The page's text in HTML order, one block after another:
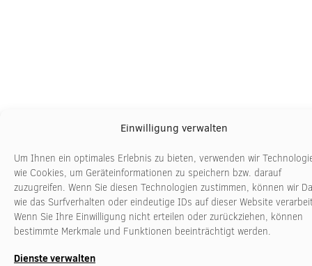
Einwilligung verwalten
Um Ihnen ein optimales Erlebnis zu bieten, verwenden wir
wie Cookies, um Geräteinformationen zu speichern bzw. darauf
zuzugreifen. Wenn Sie diesen Technologien zustimmen, können wir
wie das Surfverhalten oder eindeutige IDs auf dieser Website
Wenn Sie Ihre Einwilligung nicht erteilen oder zurückziehen, können
bestimmte Merkmale und Funktionen beeinträchtigt werden.
Dienste verwalten